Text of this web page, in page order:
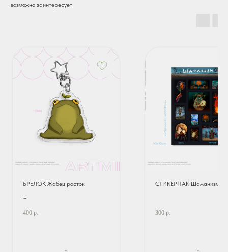
возможно заинтересует
БРЕЛОК Жабец росток
400 р.
СТИКЕРПАК Шаманизм
300 р.